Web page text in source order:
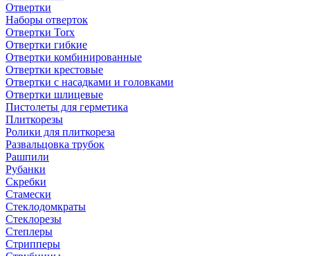
Отвертки
Наборы отверток
Отвертки Torx
Отвертки гибкие
Отвертки комбинированные
Отвертки крестовые
Отвертки с насадками и головками
Отвертки шлицевые
Пистолеты для герметика
Плиткорезы
Ролики для плиткореза
Развальцовка трубок
Рашпили
Рубанки
Скребки
Стамески
Стеклодомкраты
Стеклорезы
Степлеры
Стрипперы